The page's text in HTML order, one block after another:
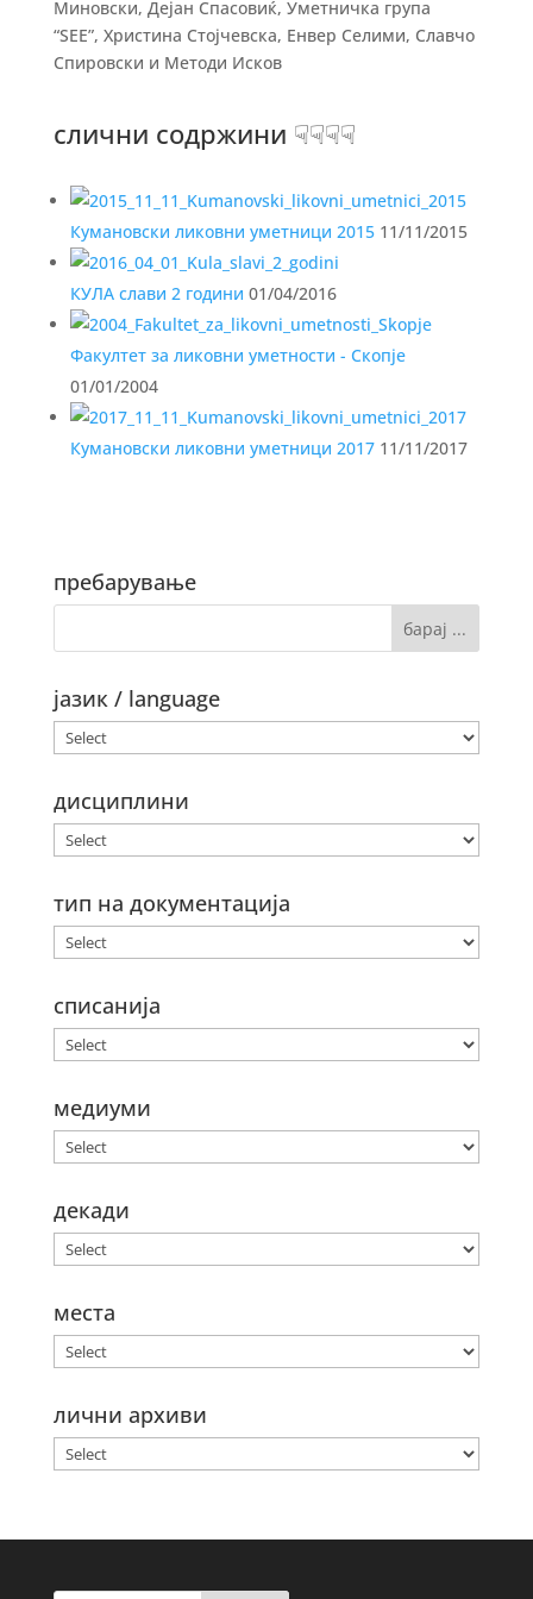
Миновски, Дејан Спасовиќ, Уметничка група
“ЅЕЕ”, Христина Стојчевска, Енвер Селими, Славчо
Спировски и Методи Исков
слични содржини ☟☟☟☟
Кумановски ликовни уметници 201511/11/2015
КУЛА слави 2 години 01/04/2016
Факултет за ликовни уметности - Скопје
01/01/2004
Кумановски ликовни уметници 201711/11/2017
пребарување
јазик / language
дисциплини
тип на документација
списанија
медиуми
декади
места
лични архиви